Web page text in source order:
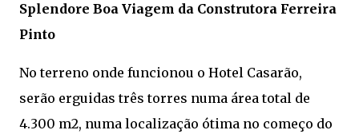
Splendore Boa Viagem da Construtora Ferreira
Pinto
No terreno onde funcionou o Hotel Casarão,
serão erguidas três torres numa área total de
4.300 m2, numa localização ótima no começo do